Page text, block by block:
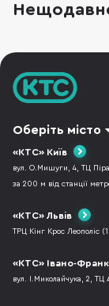
Оберіть місто
«КТС» Київ
вул. О.Мишуги, 4, ТЦ
за 200 м від станції
«КТС» Львів
ТРЦ Кінг Крос Леополіс
«КТС» Івано-
вул. І.Миколайчука, 2, ТЦ